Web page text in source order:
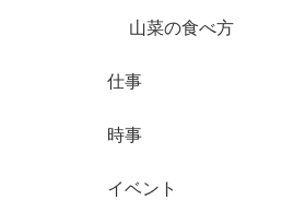
山菜の食べ方
仕事
時事
イベント